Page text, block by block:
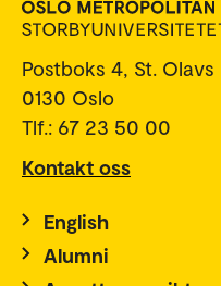
Postboks 4, St. Olavs
0130 Oslo
Tlf.: 67 23 50 00
Kontakt oss
English
Alumni